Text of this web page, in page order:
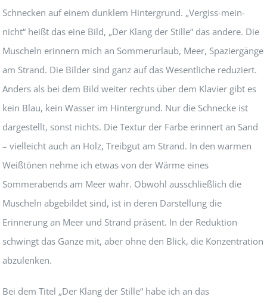
Schnecken auf einem dunklem Hintergrund. „Vergiss-mein-
nicht“ heißt das eine Bild, „Der Klang der Stille“ das andere. Die
Muscheln erinnern mich an Sommerurlaub, Meer, Spaziergänge
am Strand. Die Bilder sind ganz auf das Wesentliche reduziert.
Anders als bei dem Bild weiter rechts über dem Klavier gibt es
kein Blau, kein Wasser im Hintergrund. Nur die Schnecke ist
dargestellt, sonst nichts. Die Textur der Farbe erinnert an Sand
– vielleicht auch an Holz, Treibgut am Strand. In den warmen
Weißtönen nehme ich etwas von der Wärme eines
Sommerabends am Meer wahr. Obwohl ausschließlich die
Muscheln abgebildet sind, ist in deren Darstellung die
Erinnerung an Meer und Strand präsent. In der Reduktion
schwingt das Ganze mit, aber ohne den Blick, die Konzentration
abzulenken.
Bei dem Titel „Der Klang der Stille“ habe ich an das